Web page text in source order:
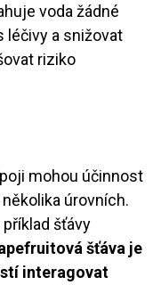
voda žádné
léčivy a snižovat
riziko
mohou účinnost
úrovních.
šťávy
šťáva je
interagovat